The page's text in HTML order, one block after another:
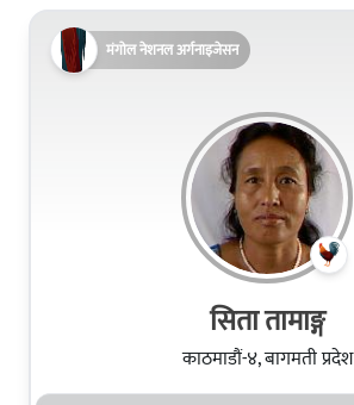
मंगोल नेशनल अर्गनाइजेसन
सिता तामाङ्ग
काठमाडौं-४, बागमती प्रदेश